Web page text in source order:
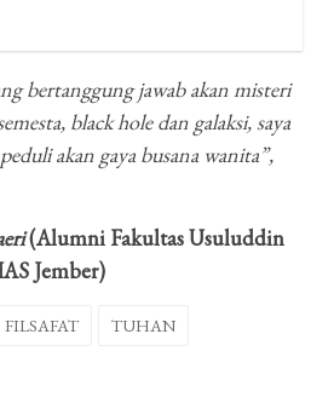
bertanggung jawab akan misteri
black hole dan galaksi, saya
akan gaya busana wanita”,
(Alumni Fakultas Usuluddin
Jember)
FILSAFAT
TUHAN